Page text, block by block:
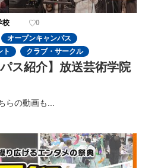
校
0
オープンキャンパス
ト クラブ・サークル
ス紹介】放送芸術学院
らの動画も...